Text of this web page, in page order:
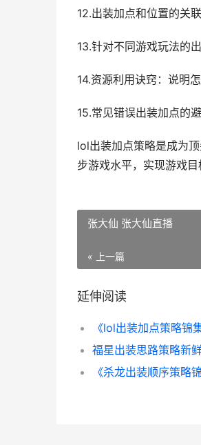
12.出装加点和位置的关
13.针对不同游戏玩法的
14.资源利用诀窍：说明
15.常见错误出装加点的
lol出装加点策略是成为
步游戏水平，实现游戏
张大仙 张大仙直播
« 上一篇
延伸阅读
《lol出装加点策略锦
《杀龙出装顺序策略